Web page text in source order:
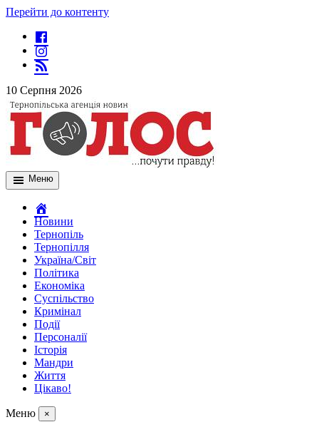
Перейти до контенту
10 Серпня 2026
Меню
Новини
Тернопіль
Тернопілля
Україна/Світ
Політика
Економіка
Суспільство
Кримінал
Події
Персоналії
Історія
Мандри
Життя
Цікаво!
Меню ×